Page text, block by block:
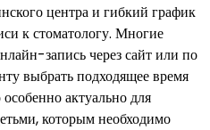
центра и гибкий график
к стоматологу. Многие
запись через сайт или по
выбрать подходящее время
актуально для
которым необходимо